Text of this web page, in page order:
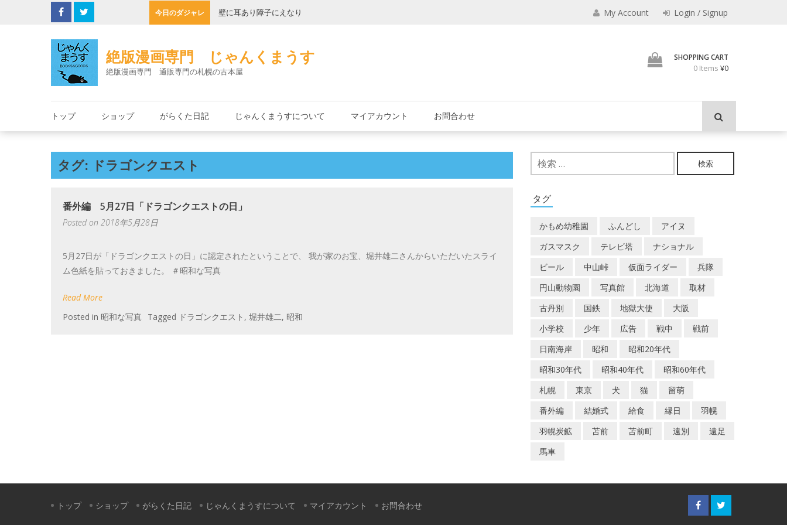
今日のダジャレ
この店でみのもんた 壁に耳あり障子にえなり メメクラブ
My Account Login / Signup
絶版漫画専門 じゃんくまうす
絶版漫画専門 通販専門の札幌の古本屋
SHOPPING CART
0 Items ¥0
トップ ショップ がらくた日記 じゃんくまうすについて マイアカウント お問合わせ
タグ: ドラゴンクエスト
番外編 5月27日「ドラゴンクエストの日」
Posted on 2018年5月28日
5月27日が「ドラゴンクエストの日」に認定されたということで、 我が家のお宝、堀井雄二さんからいただいたスライ
ム色紙を貼っておきました。 ＃昭和な写真
Read More
Posted in 昭和な写真 Tagged ドラゴンクエスト , 堀井雄二, 昭和
検
索:
タグ
かもめ幼稚園 ふんどし
アイヌ
ガスマスク
テレビ塔
ナショナル
ビール
中山峠 仮面ライダー
兵隊
円山動物園
写真館 北海道
取材
古丹別
国鉄 地獄大使
大阪
小学校
少年 広告 戦中
戦前
日南海岸
昭和
昭和20年代
昭和30年代
昭和40年代
昭和60年代
札幌
東京 犬 猫
留萌
番外編
結婚式 給食 縁日
羽幌
羽幌炭鉱
苫前 苫前町 遠別
遠足
馬車
トップ ショップ がらくた日記 じゃんくまうすについて マイアカウント お問合わせ